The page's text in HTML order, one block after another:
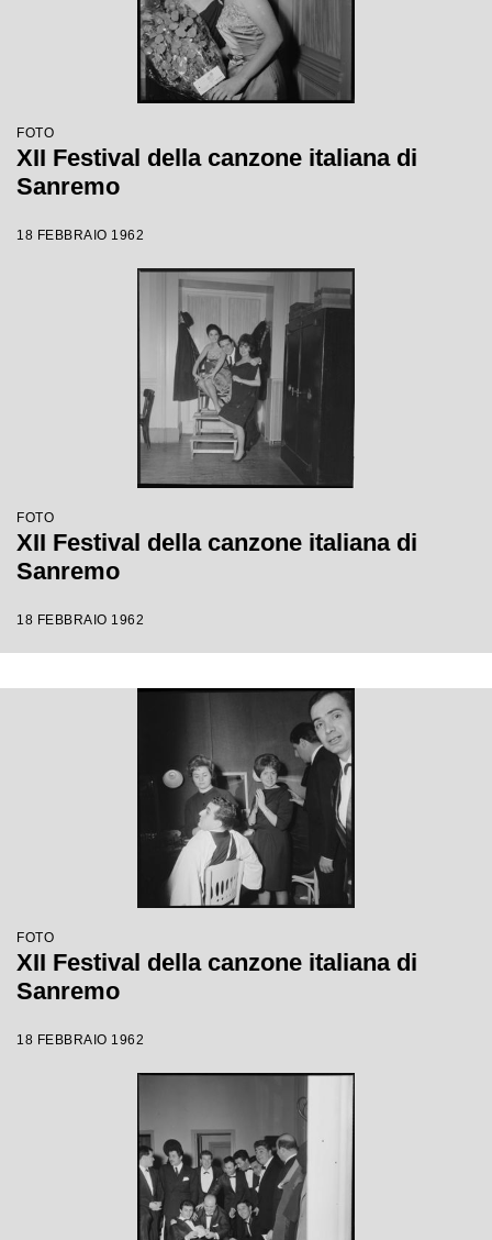
FOTO
XII Festival della canzone italiana di
Sanremo
18 FEBBRAIO 1962
FOTO
XII Festival della canzone italiana di
Sanremo
18 FEBBRAIO 1962
FOTO
XII Festival della canzone italiana di
Sanremo
18 FEBBRAIO 1962